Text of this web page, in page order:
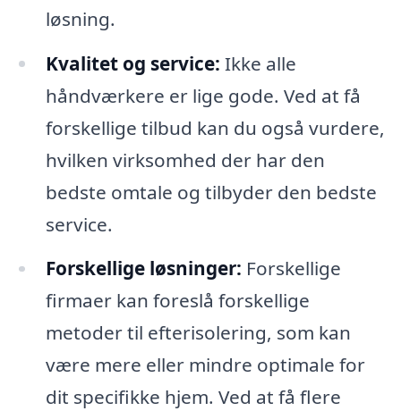
løsning.
Kvalitet og service: Ikke alle
håndværkere er lige gode. Ved at få
forskellige tilbud kan du også vurdere,
hvilken virksomhed der har den
bedste omtale og tilbyder den bedste
service.
Forskellige løsninger: Forskellige
firmaer kan foreslå forskellige
metoder til efterisolering, som kan
være mere eller mindre optimale for
dit specifikke hjem. Ved at få flere